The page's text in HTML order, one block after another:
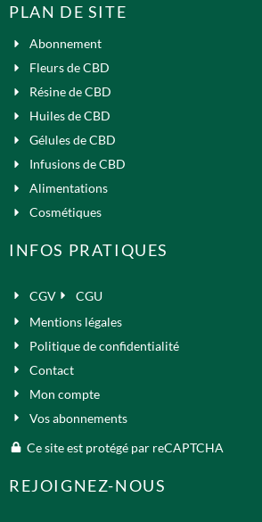
PLAN DE SITE
Abonnement
Fleurs de CBD
Résine de CBD
Huiles de CBD
Gélules de CBD
Infusions de CBD
Alimentations
Cosmétiques
INFOS PRATIQUES
CGV
CGU
Mentions légales
Politique de confidentialité
Contact
Mon compte
Vos abonnements
Ce site est protégé par reCAPTCHA
REJOIGNEZ-NOUS